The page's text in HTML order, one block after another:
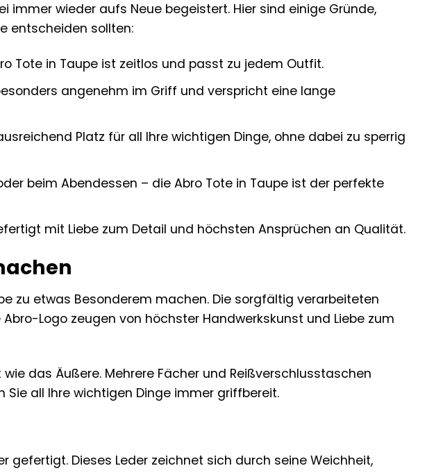
immer wieder aufs Neue begeistert. Hier sind einige Gründe,
entscheiden sollten:
Tote in Taupe ist zeitlos und passt zu jedem Outfit.
angenehm im Griff und verspricht eine lange
Platz für all Ihre wichtigen Dinge, ohne dabei zu sperrig
beim Abendessen – die Abro Tote in Taupe ist der perfekte
mit Liebe zum Detail und höchsten Ansprüchen an Qualität.
zu etwas Besonderem machen. Die sorgfältig verarbeiteten
Logo zeugen von höchster Handwerkskunst und Liebe zum
das Äußere. Mehrere Fächer und Reißverschlusstaschen
Sie all Ihre wichtigen Dinge immer griffbereit.
gefertigt. Dieses Leder zeichnet sich durch seine Weichheit,